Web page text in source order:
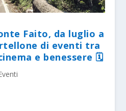
Faito, da luglio a
di eventi tra
e benessere 🗓